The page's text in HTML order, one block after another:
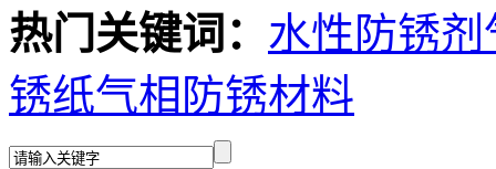
热门关键词： 水性防锈剂
锈纸气相防锈材料